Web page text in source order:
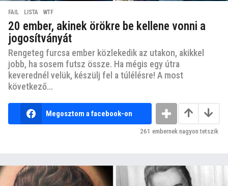
FAIL ,LISTA ,WTF
20 ember, akinek örökre be kellene vonni a
jogosítványát
Rengeteg furcsa ember közlekedik az utakon, akikkel
jobb, ha sosem futsz össze. Ha mégis egy útra
keverednél velük, készülj fel a túlélésre! A most
következő...
Megosztom a facebook-on
261 embernek nagyon tetszik